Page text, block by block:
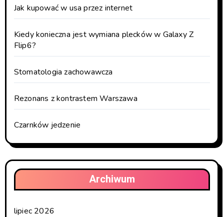
Jak kupować w usa przez internet
Kiedy konieczna jest wymiana plecków w Galaxy Z
Flip6?
Stomatologia zachowawcza
Rezonans z kontrastem Warszawa
Czarnków jedzenie
Archiwum
lipiec 2026